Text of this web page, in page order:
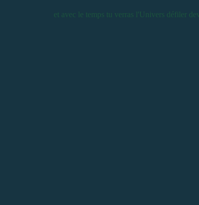
et avec le temps tu verras l'Univers défiler